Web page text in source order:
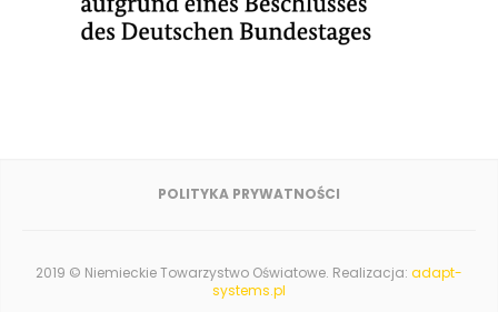
POLITYKA PRYWATNOŚCI
2019 © Niemieckie Towarzystwo Oświatowe. Realizacja: adapt-
systems.pl